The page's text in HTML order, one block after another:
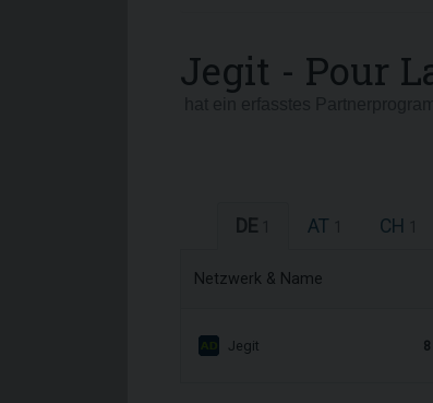
Jegit - Pour
DE AT CH
Netzwerk & Name
Jegit